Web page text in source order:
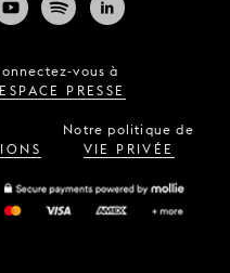
vous à
PRESSE
Notre politique de
VIE PRIVÉE